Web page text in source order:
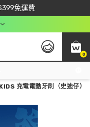
免運費
獨家優惠即減$50
0
充電電動牙刷（史迪仔）